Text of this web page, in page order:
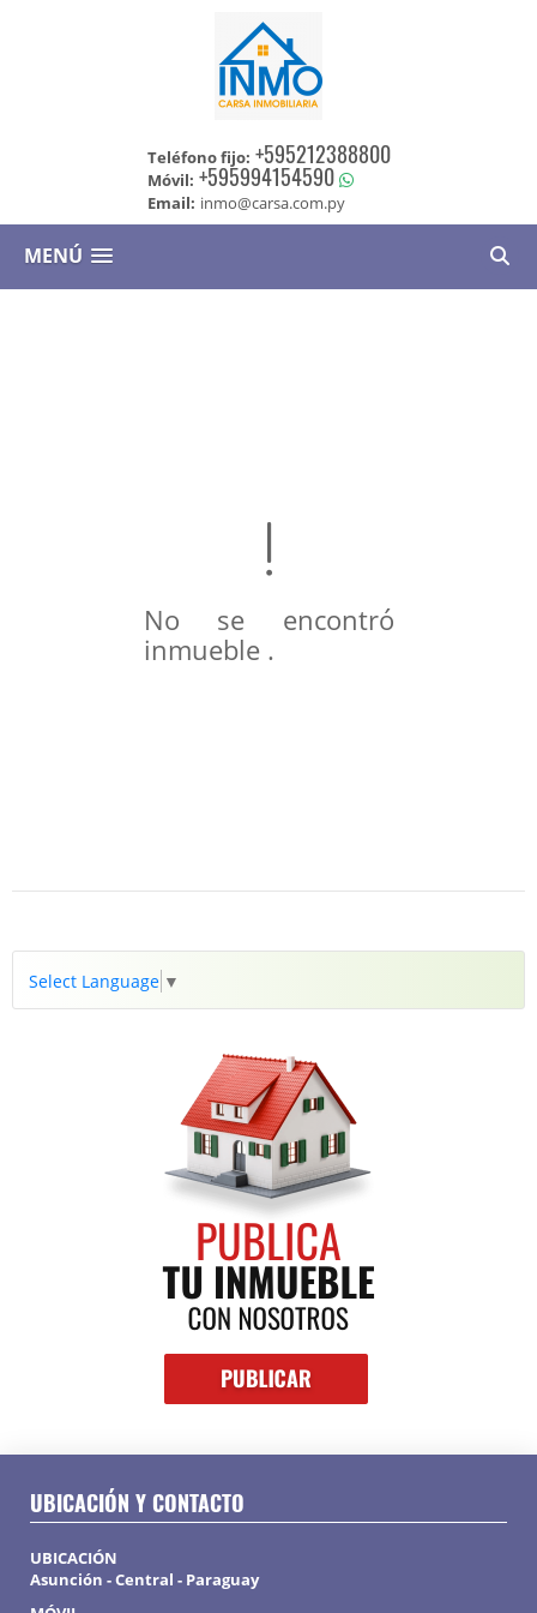
Teléfono fijo: +595212388800
Móvil: +595994154590
Email: inmo@carsa.com.py
MENÚ
No se encontró
inmueble .
Select Language ▼
UBICACIÓN Y CONTACTO
UBICACIÓN
Asunción - Central - Paraguay